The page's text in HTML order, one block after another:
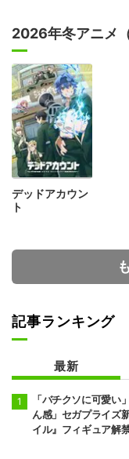
2026年冬アニメ
デッドアカウン
ト
記事ランキング
最新
「バチクソに可愛い
ん感」セガプライズ
イル』フィギュア解